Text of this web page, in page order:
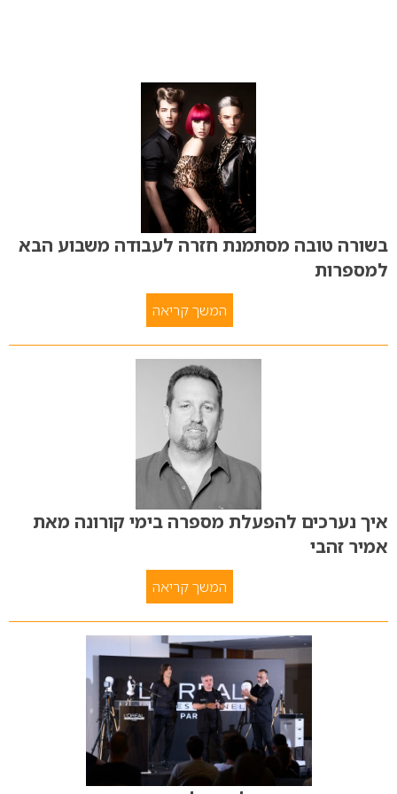
בשורה טובה מסתמנת חזרה לעבודה משבוע הבא
למספרות
המשך קריאה
איך נערכים להפעלת מספרה בימי קורונה מאת
אמיר זהבי
המשך קריאה